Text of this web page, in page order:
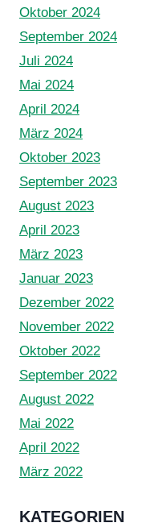
Oktober 2024
September 2024
Juli 2024
Mai 2024
April 2024
März 2024
Oktober 2023
September 2023
August 2023
April 2023
März 2023
Januar 2023
Dezember 2022
November 2022
Oktober 2022
September 2022
August 2022
Mai 2022
April 2022
März 2022
KATEGORIEN